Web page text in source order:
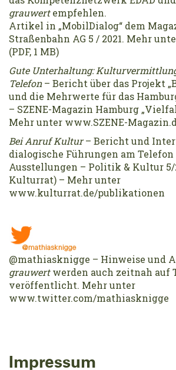
grauwertempfehlen.
Artikel in „MobilDialog“ dem
Straßenbahn AG 5 / 2021. Mehr
(PDF, 1 MB)
Gute Unterhaltung:
Telefon– Bericht über das Projekt
und die Mehrwerte für das
– SZENE-Magazin Hamburg
Mehr unter www.SZENE-
Bei Anruf Kultur– Bericht und
dialogische Führungen am
Ausstellungen – Politik & Kultur 5/
Kulturrat) – Mehr unter
www.kulturrat.de/publikationen
@mathiasknigge – Hinweise und
grauwertwerden auch zeitnah auf
veröffentlicht. Mehr unter
www.twitter.com/mathiasknigge
Impressum